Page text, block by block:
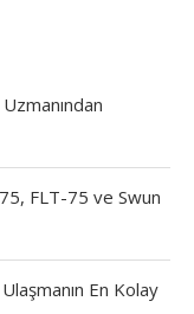
FLT-75 ve Swun
En Kolay